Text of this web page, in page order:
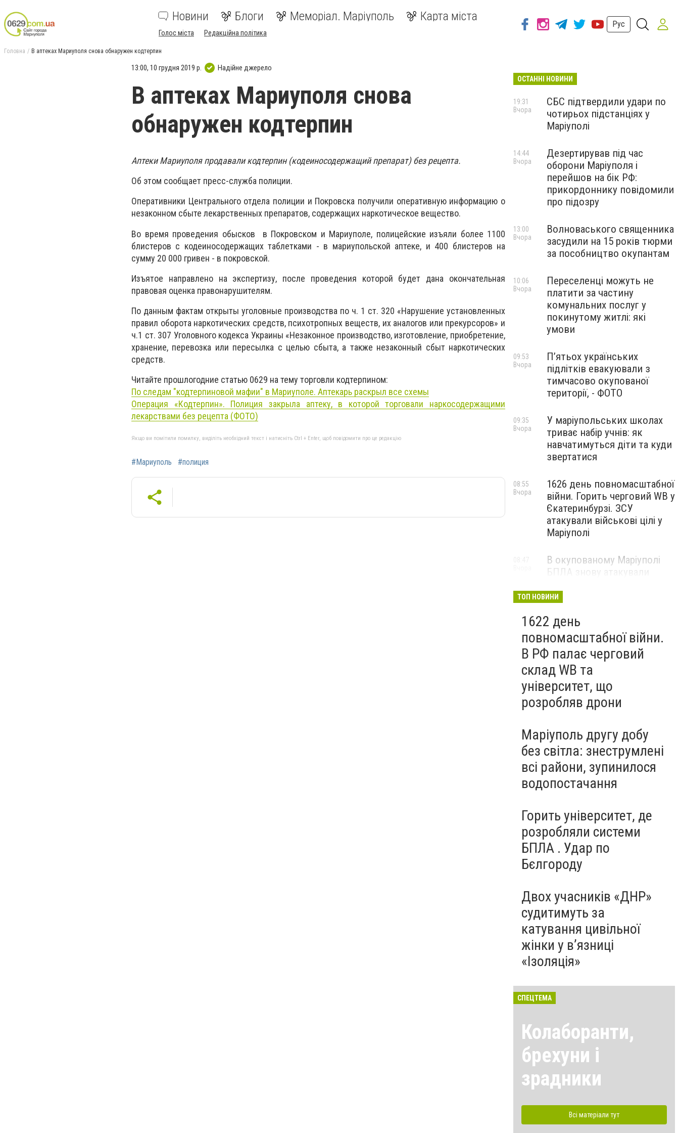
Новини Блоги Меморіал. Маріуполь Карта міста
Голос міста Редакційна політика
Рус
Головна В аптеках Мариуполя cнова обнаружен кодтерпин
13:00, 10 грудня 2019 р. Надійне джерело
В аптеках Мариуполя cнова
обнаружен кодтерпин
Аптеки Мариуполя продавали кодтерпин (кодеиносодержащий препарат) без рецепта.
Об этом сообщает пресс-служба полиции.
Оперативники Центрального отдела полиции и Покровска получили оперативную информацию о
незаконном сбыте лекарственных препаратов, содержащих наркотическое вещество.
Во время проведения обысков в Покровском и Мариуполе, полицейские изъяли более 1100
блистеров с кодеиносодержащих таблетками - в мариупольской аптеке, и 400 блистеров на
сумму 20 000 гривен - в покровской.
Изъятое направлено на экспертизу, после проведения которой будет дана окончательная
правовая оценка правонарушителям.
По данным фактам открыты уголовные производства по ч. 1 ст. 320 «Нарушение установленных
правил оборота наркотических средств, психотропных веществ, их аналогов или прекурсоров» и
ч.1 ст. 307 Уголовного кодекса Украины «Незаконное производство, изготовление, приобретение,
хранение, перевозка или пересылка с целью сбыта, а также незаконный сбыт наркотических
средств.
Читайте прошлогодние статью 0629 на тему торговли кодтерпином:
По следам "кодтерпиновой мафии" в Мариуполе. Аптекарь раскрыл все схемы
Операция «Кодтерпин». Полиция закрыла аптеку, в которой торговали наркосодержащими
лекарствами без рецепта (ФОТО)
Якщо ви помітили помилку, виділіть необхідний текст і натисніть Ctrl + Enter, щоб повідомити про це редакцію
#Мариуполь #полиция
ОСТАННІ НОВИНИ
СБС підтвердили удари по
чотирьох підстанціях у
Маріуполі
19:31
Вчора
Дезертирував під час
оборони Маріуполя і
перейшов на бік РФ:
прикордоннику повідомили
про підозру
14:44
Вчора
Волноваського священника
засудили на 15 років тюрми
за пособництво окупантам
13:00
Вчора
Переселенці можуть не
платити за частину
комунальних послуг у
покинутому житлі: які
умови
10:06
Вчора
П’ятьох українських
підлітків евакуювали з
тимчасово окупованої
території, - ФОТО
09:53
Вчора
У маріупольських школах
триває набір учнів: як
навчатимуться діти та куди
звертатися
09:35
Вчора
1626 день повномасштабної
війни. Горить черговий WB у
Єкатеринбурзі. ЗСУ
атакували військові цілі у
Маріуполі
08:55
Вчора
В окупованому Маріуполі
БПЛА знову атакували
— ВІДЕО
ТОП НОВИНИ
1622 день
повномасштабної війни.
В РФ палає черговий
склад WB та
університет, що
розробляв дрони
Маріуполь другу добу
без світла: знеструмлені
всі райони, зупинилося
водопостачання
Горить університет, де
розробляли системи
БПЛА . Удар по
Бєлгороду
Двох учасників «ДНР»
судитимуть за
катування цивільної
жінки у в’язниці
«Ізоляція»
СПЕЦТЕМА
Колаборанти,
брехуни і
зрадники
Всі матеріали тут